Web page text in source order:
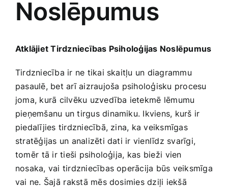
Medicīnas preces
Pakalpojumi
Pārtikas preces
Preces birojam
Preces pieaugušajiem
Noslēpumus
Atklājiet Tirdzniecības Psiholoģijas Noslēpumus
Tirdzniecība ir ne ‌tikai skaitļu un diagrammu
pasaulē, bet‍ arī aizraujoša psiholoģisku procesu
joma, kurā cilvēku uzvedība ietekmē ⁢lēmumu
pieņemšanu un tirgus dinamiku. Ikviens, kurš ir
piedalījies ‍tirdzniecībā, zina, ka veiksmīgas
stratēģijas un analizēti dati ir vienlīdz svarīgi,
tomēr ⁣tā ir tieši psiholoģija, kas ⁣bieži⁣ vien
nosaka, vai tirdzniecības operācija būs veiksmīga
vai ne. Šajā ⁣rakstā mēs dosimies dziļi‌ iekšā